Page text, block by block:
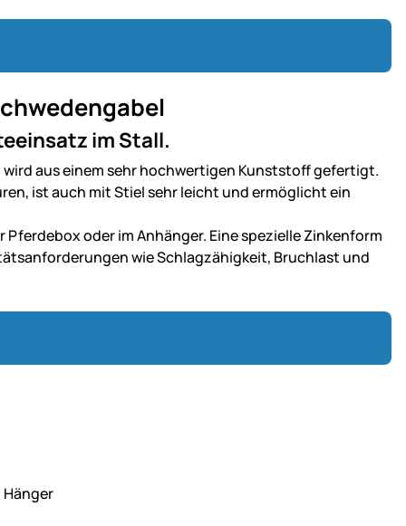
im Stall.
aus einem sehr hochwertigen Kunststoff gefertigt.
ist auch mit Stiel sehr leicht und ermöglicht ein
oder im Anhänger. Eine spezielle Zinkenform
wie Schlagzähigkeit, Bruchlast und